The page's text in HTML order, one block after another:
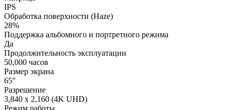
IPS
Обработка поверхности (Haze)
28%
Поддержка альбомного и портретного режима
Да
Продолжительность эксплуатации
50,000 часов
Размер экрана
65"
Разрешение
3,840 x 2,160 (4K UHD)